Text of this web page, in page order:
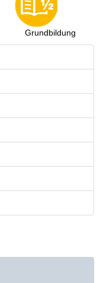
Grundbildung